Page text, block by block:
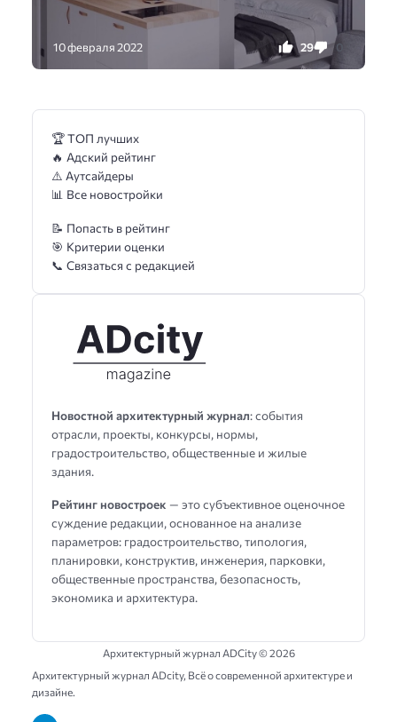
10 февраля 2022 29 0
Новостной архитектурный журнал: события
отрасли, проекты, конкурсы, нормы,
градостроительство, общественные и жилые
здания.
Рейтинг новостроек — это субъективное оценочное
суждение редакции, основанное на анализе
параметров: градостроительство, типология,
планировки, конструктив, инженерия, парковки,
общественные пространства, безопасность,
экономика и архитектура.
🏆 ТОП лучших
🔥 Адский рейтинг
⚠️ Аутсайдеры
📊 Все новостройки
📝 Попасть в рейтинг
🎯 Критерии оценки
📞 Связаться с редакцией
Архитектурный журнал ADCity ©2026
Архитектурный журнал ADсity, Всё о современной архитектуре и
дизайне.